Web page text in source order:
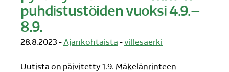
puhdistustöiden vuoksi 4.9.–
8.9.
28.8.2023 -Ajankohtaista -villesaerki
Uutista on päivitetty 1.9. Mäkelänrinteen